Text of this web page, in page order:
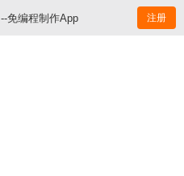
--免编程制作App 注册